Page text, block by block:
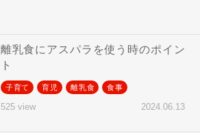
離乳食にアスパラを使う時のポイン
ト
子育て 育児 離乳食 食事
525 view 2024.06.13